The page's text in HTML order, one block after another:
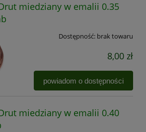
miedziany w emalii 0.35
Dostępność: brak towaru
8,00 zł
powiadom o dostępności
miedziany w emalii 0.40